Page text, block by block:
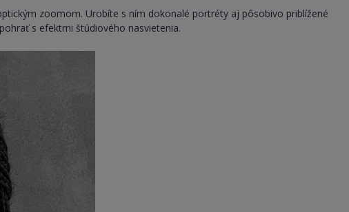
zoomom. Urobíte s ním dokonalé portréty aj pôsobivo priblížené
s efektmi štúdiového nasvietenia.